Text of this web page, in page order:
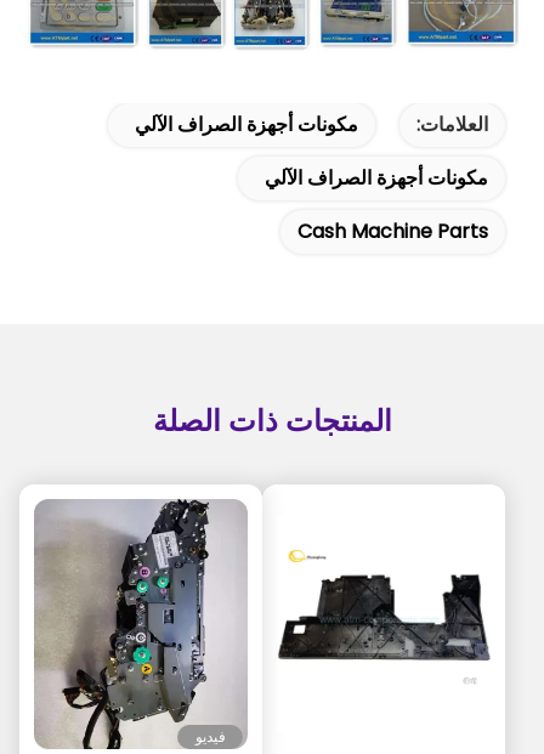
العلامات:
مكونات أجهزة الصراف الآلي
مكونات أجهزة الصراف الآلي
Cash Machine Parts
المنتجات ذات الصلة
فيديو